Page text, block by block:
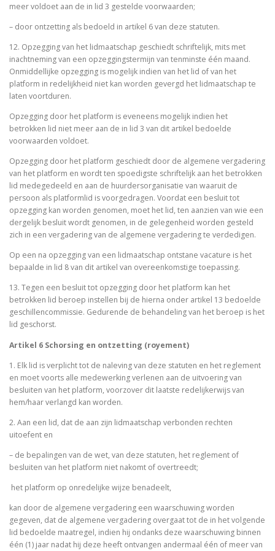
meer voldoet aan de in lid 3 gestelde voorwaarden;
– door ontzetting als bedoeld in artikel 6 van deze statuten.
12. Opzegging van het lidmaatschap geschiedt schriftelijk, mits met
inachtneming van een opzeggingstermijn van tenminste één maand.
Onmiddellijke opzegging is mogelijk indien van het lid of van het
platform in redelijkheid niet kan worden gevergd het lidmaatschap te
laten voortduren.
Opzegging door het platform is eveneens mogelijk indien het
betrokken lid niet meer aan de in lid 3 van dit artikel bedoelde
voorwaarden voldoet.
Opzegging door het platform geschiedt door de algemene vergadering
van het platform en wordt ten spoedigste schriftelijk aan het betrokken
lid medegedeeld en aan de huurdersorganisatie van waaruit de
persoon als platformlid is voorgedragen. Voordat een besluit tot
opzegging kan worden genomen, moet het lid, ten aanzien van wie een
dergelijk besluit wordt genomen, in de gelegenheid worden gesteld
zich in een vergadering van de algemene vergadering te verdedigen.
Op een na opzegging van een lidmaatschap ontstane vacature is het
bepaalde in lid 8 van dit artikel van overeenkomstige toepassing.
13. Tegen een besluit tot opzegging door het platform kan het
betrokken lid beroep instellen bij de hierna onder artikel 13 bedoelde
geschillencommissie. Gedurende de behandeling van het beroep is het
lid geschorst.
Artikel 6 Schorsing en ontzetting (royement)
1. Elk lid is verplicht tot de naleving van deze statuten en het reglement
en moet voorts alle medewerking verlenen aan de uitvoering van
besluiten van het platform, voorzover dit laatste redelijkerwijs van
hem/haar verlangd kan worden.
2. Aan een lid, dat de aan zijn lidmaatschap verbonden rechten
uitoefent en
– de bepalingen van de wet, van deze statuten, het reglement of
besluiten van het platform niet nakomt of overtreedt;
­ het platform op onredelijke wijze benadeelt,
kan door de algemene vergadering een waarschuwing worden
gegeven, dat de algemene vergadering overgaat tot de in het volgende
lid bedoelde maatregel, indien hij ondanks deze waarschuwing binnen
één (1) jaar nadat hij deze heeft ontvangen andermaal één of meer van